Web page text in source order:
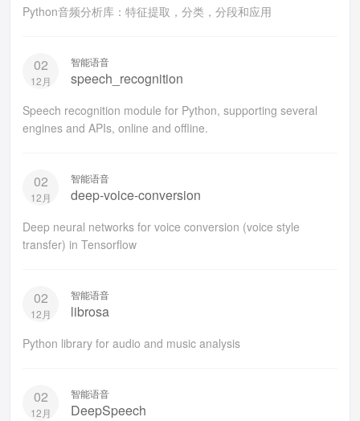
Python音频分析库：特征提取，分类，分段和应用
02
12月
智能语音
speech_recognition
Speech recognition module for Python, supporting several
engines and APIs, online and offline.
02
12月
智能语音
deep-voice-conversion
Deep neural networks for voice conversion (voice style
transfer) in Tensorflow
02
12月
智能语音
librosa
Python library for audio and music analysis
02
12月
智能语音
DeepSpeech